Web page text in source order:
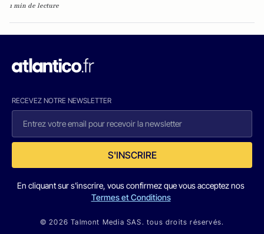
1 min de lecture
RECEVEZ NOTRE NEWSLETTER
S'INSCRIRE
En cliquant sur s'inscrire, vous confirmez que vous acceptez nos
Termes et Conditions
© 2026 Talmont Media SAS. tous droits réservés.